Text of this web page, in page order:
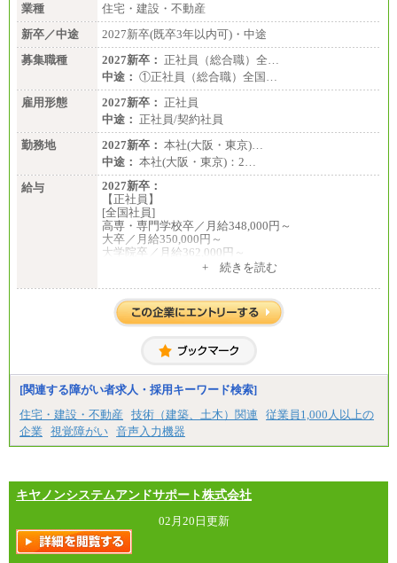
業種
住宅・建設・不動産
新卒／中途
2027新卒(既卒3年以内可)・中途
募集職種
2027新卒： 正社員（総合職）全…
中途： ①正社員（総合職）全国…
雇用形態
2027新卒： 正社員
中途： 正社員/契約社員
勤務地
2027新卒： 本社(大阪・東京)…
中途： 本社(大阪・東京)：2…
給与
2027新卒：
【正社員】
[全国社員]
高専・専門学校卒／月給348,000円～
大卒／月給350,000円～
大学院卒／月給362,000円～
[地域社員]月給295,000円～
【正社員】
[全国社員]月給348,000円～
[地域社員]月給295,000円～
【契約社員】月給200,000円～
+ 続きを読む
[関連する障がい者求人・採用キーワード検索]
住宅・建設・不動産
技術（建築、土木）関連
従業員1,000人以上の
企業
視覚障がい 音声入力機器
キヤノンシステムアンドサポート株式会社
02月20日更新